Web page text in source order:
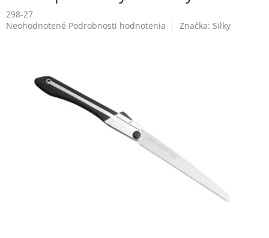
298-27
Priemerné
Neohodnotené Podrobnosti hodnotenia Značka: Silky